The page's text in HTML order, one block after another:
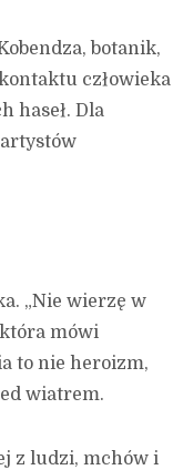
botanik,
człowieka
haseł. Dla
„Nie wierzę w
mówi
to nie heroizm,
wiatrem.
z ludzi, mchów i